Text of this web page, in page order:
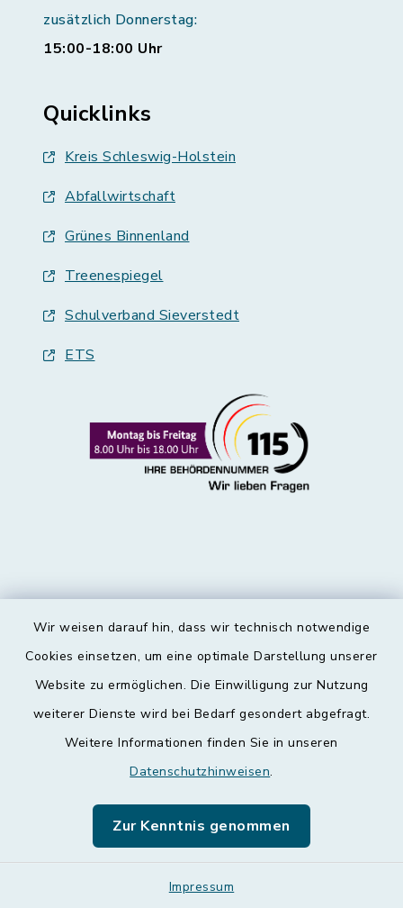
Wir weisen darauf hin, dass wir technisch notwendige
Cookies einsetzen, um eine optimale Darstellung unserer
Website zu ermöglichen. Die Einwilligung zur Nutzung
weiterer Dienste wird bei Bedarf gesondert abgefragt.
Weitere Informationen finden Sie in unseren
Datenschutzhinweisen.
Zur Kenntnis genommen
Impressum
zusätzlich Donnerstag:
15:00-18:00 Uhr
Quicklinks
Kreis Schleswig-Holstein
Abfallwirtschaft
Grünes Binnenland
Treenespiegel
Schulverband Sieverstedt
ETS
Kontakt
Datenschutz
Leichte Sprache
Sitemap